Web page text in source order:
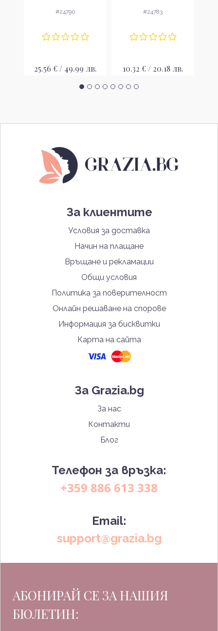
#24790
25.56 € / 49.99 лв.
тен
#24783
10.32 € / 20.18 лв.
За клиентите
Условия за доставка
Начин на плащане
Връщане и рекламации
Общи условия
Политика за поверителност
Онлайн решаване на спорове
Информация за бисквитки
Карта на сайта
За Grazia.bg
За нас
Контакти
Блог
Телефон за връзка:
+359 886 613 338
Email:
support@grazia.bg
АБОНИРАЙ СЕ ЗА НАШИЯ
БЮЛЕТИН: